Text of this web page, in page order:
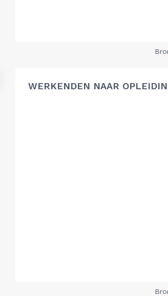
WERKENDEN NAAR